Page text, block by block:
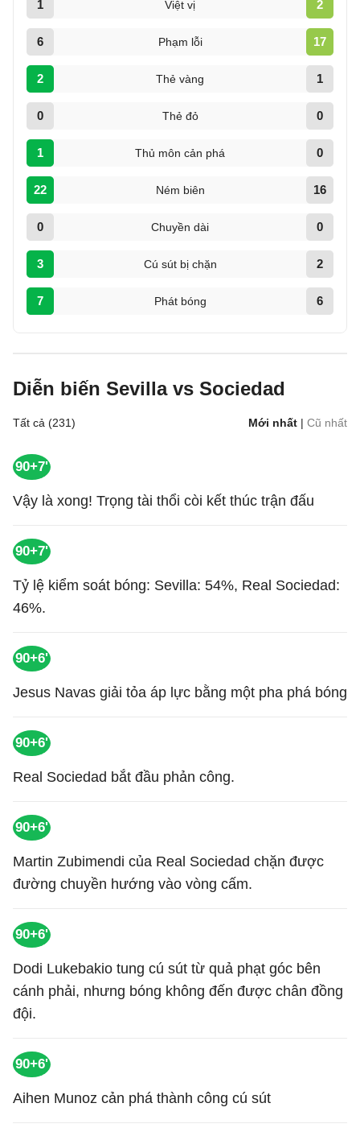
1 Việt vị 2
6 Phạm lỗi 17
2 Thẻ vàng 1
0 Thẻ đỏ 0
1 Thủ môn cản phá 0
22 Ném biên 16
0 Chuyền dài 0
3 Cú sút bị chặn 2
7 Phát bóng 6
Diễn biến Sevilla vs Sociedad
Tất cả (231) Mới nhất | Cũ nhất
90+7'
Vậy là xong! Trọng tài thổi còi kết thúc trận đấu
90+7'
Tỷ lệ kiểm soát bóng: Sevilla: 54%, Real Sociedad:
46%.
90+6'
Jesus Navas giải tỏa áp lực bằng một pha phá bóng
90+6'
Real Sociedad bắt đầu phản công.
90+6'
Martin Zubimendi của Real Sociedad chặn được
đường chuyền hướng vào vòng cấm.
90+6'
Dodi Lukebakio tung cú sút từ quả phạt góc bên
cánh phải, nhưng bóng không đến được chân đồng
đội.
90+6'
Aihen Munoz cản phá thành công cú sút